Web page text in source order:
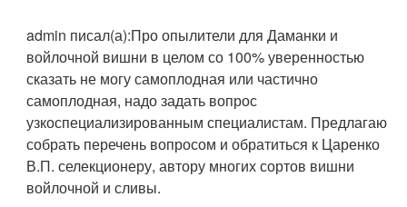
admin писал(а):Про опылители для Даманки и
войлочной вишни в целом со 100% уверенностью
сказать не могу самоплодная или частично
самоплодная, надо задать вопрос
узкоспециализированным специалистам. Предлагаю
собрать перечень вопросом и обратиться к Царенко
В.П. селекционеру, автору многих сортов вишни
войлочной и сливы.